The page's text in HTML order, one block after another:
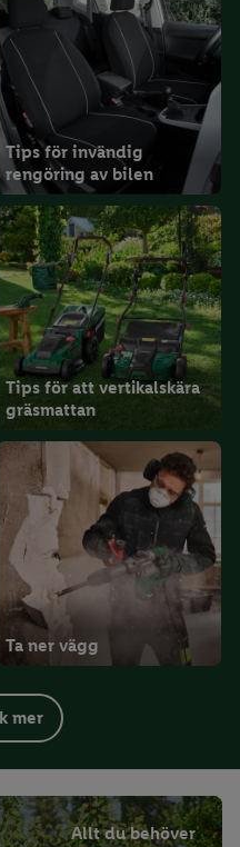
Tips för invändig
rengöring av bilen
Tips för att vertikalskära
gräsmattan
Ta ner vägg
mer
Allt du behöver